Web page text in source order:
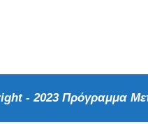
- 2023 Πρόγραμμα